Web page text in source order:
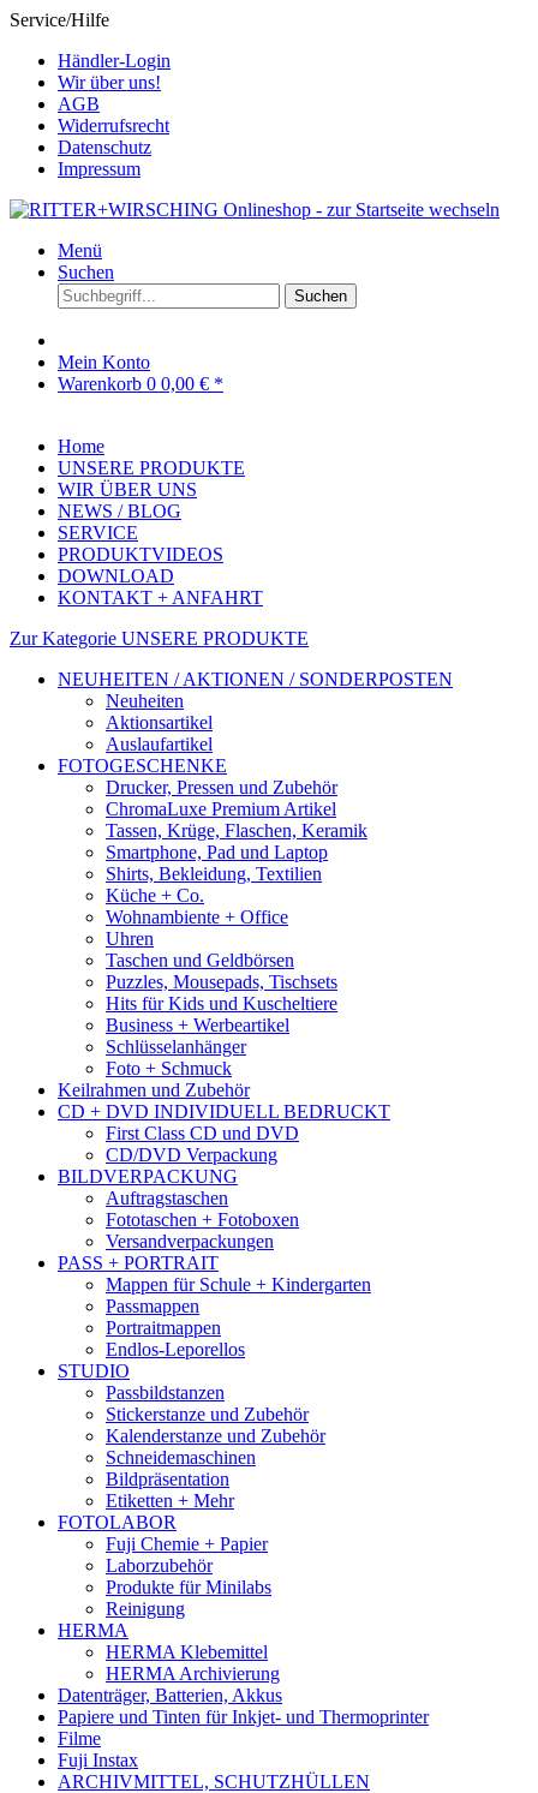
Service/Hilfe
Händler-Login
Wir über uns!
AGB
Widerrufsrecht
Datenschutz
Impressum
Menü
Suchen
Suchen
Mein Konto
Warenkorb 0 0,00 € *
Home
UNSERE PRODUKTE
WIR ÜBER UNS
NEWS / BLOG
SERVICE
PRODUKTVIDEOS
DOWNLOAD
KONTAKT + ANFAHRT
Zur Kategorie UNSERE PRODUKTE
NEUHEITEN / AKTIONEN / SONDERPOSTEN
Neuheiten
Aktionsartikel
Auslaufartikel
FOTOGESCHENKE
Drucker, Pressen und Zubehör
ChromaLuxe Premium Artikel
Tassen, Krüge, Flaschen, Keramik
Smartphone, Pad und Laptop
Shirts, Bekleidung, Textilien
Küche + Co.
Wohnambiente + Office
Uhren
Taschen und Geldbörsen
Puzzles, Mousepads, Tischsets
Hits für Kids und Kuscheltiere
Business + Werbeartikel
Schlüsselanhänger
Foto + Schmuck
Keilrahmen und Zubehör
CD + DVD INDIVIDUELL BEDRUCKT
First Class CD und DVD
CD/DVD Verpackung
BILDVERPACKUNG
Auftragstaschen
Fototaschen + Fotoboxen
Versandverpackungen
PASS + PORTRAIT
Mappen für Schule + Kindergarten
Passmappen
Portraitmappen
Endlos-Leporellos
STUDIO
Passbildstanzen
Stickerstanze und Zubehör
Kalenderstanze und Zubehör
Schneidemaschinen
Bildpräsentation
Etiketten + Mehr
FOTOLABOR
Fuji Chemie + Papier
Laborzubehör
Produkte für Minilabs
Reinigung
HERMA
HERMA Klebemittel
HERMA Archivierung
Datenträger, Batterien, Akkus
Papiere und Tinten für Inkjet- und Thermoprinter
Filme
Fuji Instax
ARCHIVMITTEL, SCHUTZHÜLLEN